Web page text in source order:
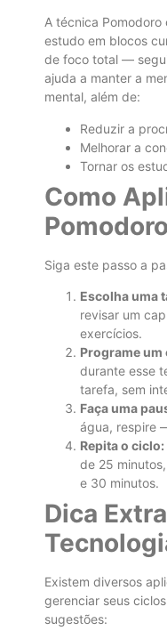
A técnica
estudo em blocos
de foco total —
ajuda a manter a
mental, além de:
Reduzir a
Melhorar a
Tornar os
Como
Pomodoro
Siga este passo a
Escolha uma
revisar um
exercícios.
Programe
durante esse
tarefa, sem
Faça uma
água, respire
Repita o ciclo:
de 25
e 30 minutos.
Dica
Existem diversos
gerenciar seus
sugestões: